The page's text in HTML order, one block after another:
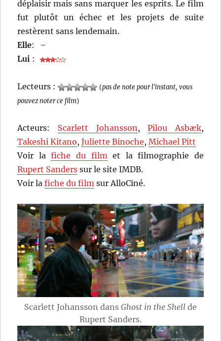
déplaisir mais sans marquer les esprits. Le film
fut plutôt un échec et les projets de suite
restèrent sans lendemain.
Elle:
–
Lui :
Lecteurs : (pas de note pour l'instant, vous
pouvez noter ce film)
Acteurs: Scarlett Johansson,Pilou Asbæk,
Takeshi Kitano,Juliette Binoche,Michael Pitt
Voir lafiche du filmet la filmographie de
Rupert Sanders sur le site IMDB.
Voir lafiche du film sur AlloCiné.
Scarlett Johansson dans Ghost in the Shell de
Rupert Sanders.